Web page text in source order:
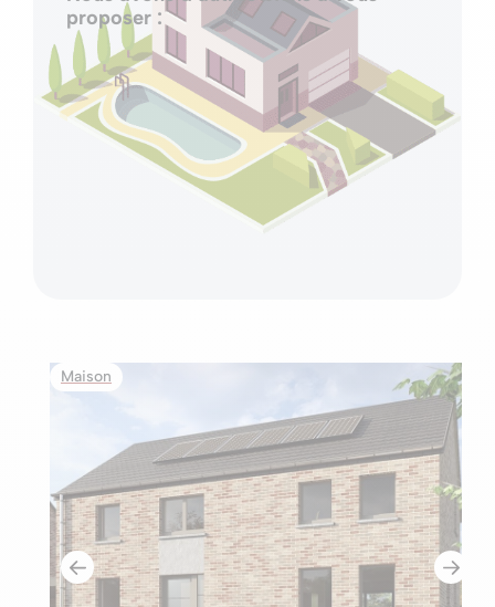
proposer :
Maison